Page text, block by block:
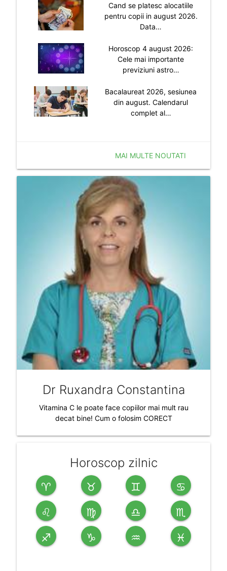
Cand se platesc alocatiile
pentru copii in august 2026.
Data…
Horoscop 4 august 2026:
Cele mai importante
previziuni astro…
Bacalaureat 2026, sesiunea
din august. Calendarul
complet al…
MAI MULTE NOUTATI
Dr Ruxandra Constantina
Vitamina C le poate face copiilor mai mult rau
decat bine! Cum o folosim CORECT
Horoscop zilnic
♈ ♉ ♊ ♋
♌ ♍ ♎ ♏
♐ ♑ ♒ ♓